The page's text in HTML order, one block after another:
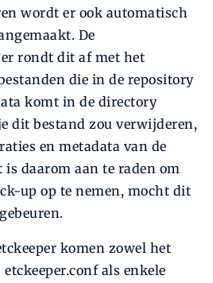
wordt er ook automatisch
De
rondt dit af met het
die in de repository
komt in de directory
dit bestand zou verwijderen,
en metadata van de
daarom aan te raden om
up op te nemen, mocht dit
komen zowel het
als enkele